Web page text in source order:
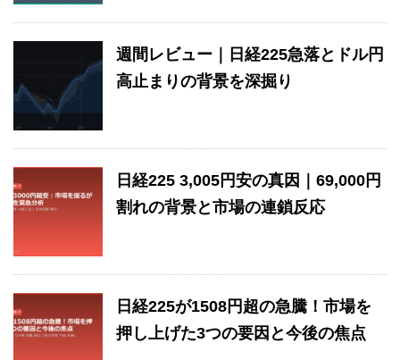
週間レビュー｜日経225急落とドル円
高止まりの背景を深掘り
日経225 3,005円安の真因｜69,000円
割れの背景と市場の連鎖反応
日経225が1508円超の急騰！市場を
押し上げた3つの要因と今後の焦点